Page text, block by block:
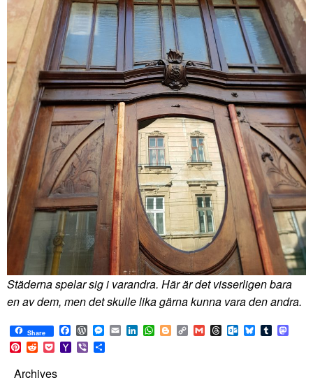
Städerna spelar sig i varandra. Här är det visserligen bara
en av dem, men det skulle lika gärna kunna vara den andra.
Share Facebook
WordPress
Messenger
EmailLinkedIn
WhatsApp
BloggerCopy
Link
GmailThreadsOutlook.com
BlueskyTumblr
Pinterest
RedditPocketYahoo
Mail
Viber
Archives